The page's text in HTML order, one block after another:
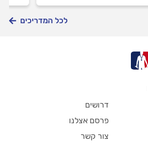
לכל המדריכים
דרושים
פרסם אצלנו
צור קשר